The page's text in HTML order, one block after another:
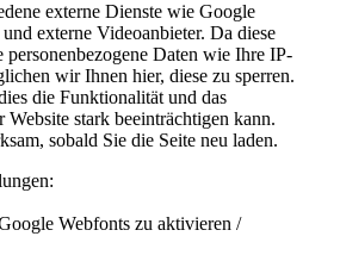
externe Dienste wie Google
externe Videoanbieter. Da diese
Daten wie Ihre IP-
wir Ihnen hier, diese zu sperren.
die Funktionalität und das
Website stark beeinträchtigen kann.
sobald Sie die Seite neu laden.
Webfonts zu aktivieren /